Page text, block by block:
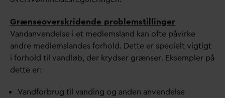
Grænseoverskridende problemstillinger
Vandanvendelse i et medlemsland kan ofte påvirke
andre medlemslandes forhold. Dette er specielt vigtigt
i forhold til vandløb, der krydser grænser. Eksempler på
dette er:
Vandforbrug til vanding og anden anvendelse